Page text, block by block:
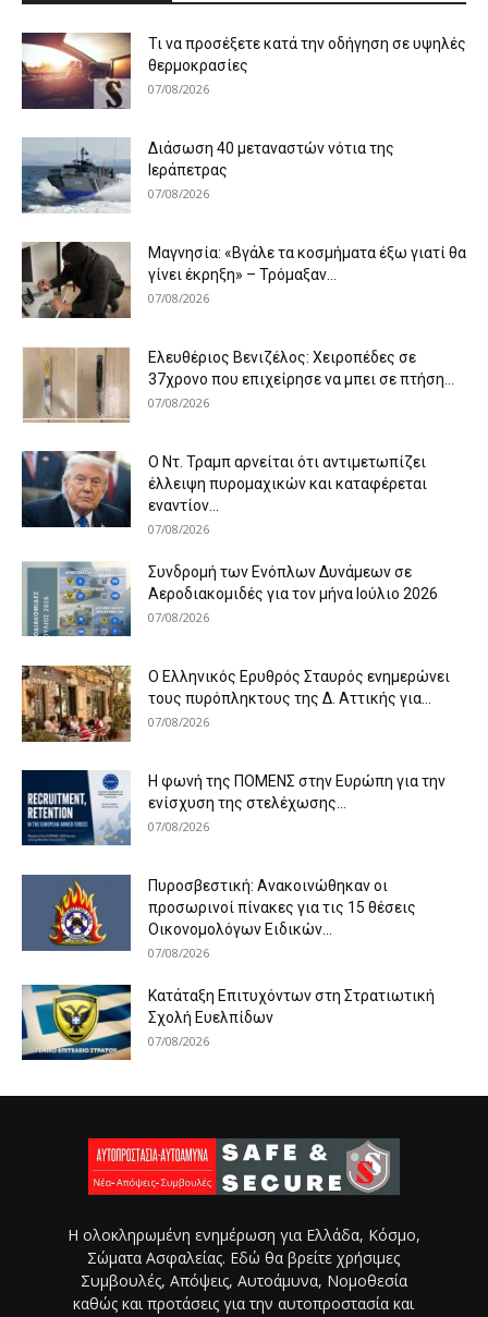
Τι να προσέξετε κατά την οδήγηση σε υψηλές
θερμοκρασίες
07/08/2026
Διάσωση 40 μεταναστών νότια της
Ιεράπετρας
07/08/2026
Μαγνησία: «Βγάλε τα κοσμήματα έξω γιατί θα
γίνει έκρηξη» – Τρόμαξαν...
07/08/2026
Ελευθέριος Βενιζέλος: Χειροπέδες σε
37χρονο που επιχείρησε να μπει σε πτήση...
07/08/2026
Ο Ντ. Τραμπ αρνείται ότι αντιμετωπίζει
έλλειψη πυρομαχικών και καταφέρεται
εναντίον...
07/08/2026
Συνδρομή των Ενόπλων Δυνάμεων σε
Αεροδιακομιδές για τον μήνα Ιούλιο 2026
07/08/2026
Ο Ελληνικός Ερυθρός Σταυρός ενημερώνει
τους πυρόπληκτους της Δ. Αττικής για...
07/08/2026
Η φωνή της ΠΟΜΕΝΣ στην Ευρώπη για την
ενίσχυση της στελέχωσης...
07/08/2026
Πυροσβεστική: Ανακοινώθηκαν οι
προσωρινοί πίνακες για τις 15 θέσεις
Οικονομολόγων Ειδικών...
07/08/2026
Κατάταξη Επιτυχόντων στη Στρατιωτική
Σχολή Ευελπίδων
07/08/2026
Η ολοκληρωμένη ενημέρωση για Ελλάδα, Κόσμο,
Σώματα Ασφαλείας. Εδώ θα βρείτε χρήσιμες
Συμβουλές, Απόψεις, Αυτοάμυνα, Νομοθεσία
καθώς και προτάσεις για την αυτοπροστασία και